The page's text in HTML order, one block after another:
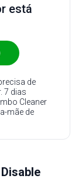
está
de
7 dias
Cleaner
mãe de